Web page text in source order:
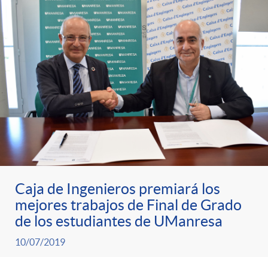
Caja de Ingenieros premiará los
mejores trabajos de Final de Grado
de los estudiantes de UManresa
10/07/2019